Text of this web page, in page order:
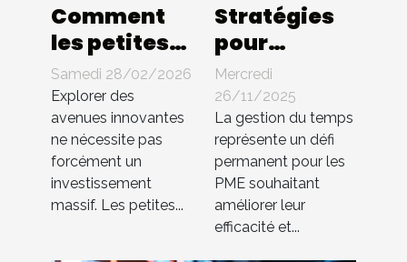
Comment
les petites
entreprises
peuvent-
elles
innover
sans gros
budget ?
Samedi 28/02/2026
Explorer des
avenues innovantes
ne nécessite pas
forcément un
investissement
massif. Les petites...
Stratégies
pour
optimiser la
gestion du
temps au
sein des PME
Mercredi
26/11/2025
La gestion du temps
représente un défi
permanent pour les
PME souhaitant
améliorer leur
efficacité et...